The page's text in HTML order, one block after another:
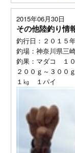
2015年06月30日
その他陸釣り情
釣行日：２０１５
釣場：神奈川県三
釣果：マダコ １
２００ｇ～３００
１㎏ １パイ